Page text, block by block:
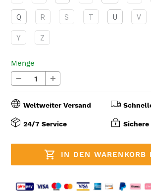
Q R S T U V
Y Z
Menge
Weltweiter Versand
24/7 Service Sichere
IN DEN WARENKORB